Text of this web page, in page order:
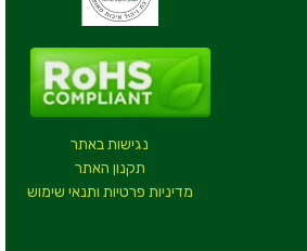
נגישות באתר
תקנון האתר
מדיניות פרטיות ותנאי שימוש